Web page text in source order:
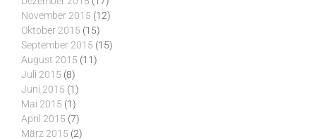
November 2015 (12)
Oktober 2015 (15)
September 2015 (15)
August 2015 (11)
Juli 2015 (8)
Juni 2015 (1)
Mai 2015 (1)
April 2015 (7)
März 2015 (2)